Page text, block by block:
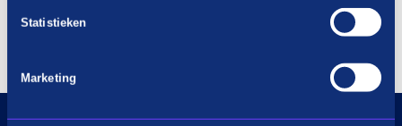
Statistieken
Marketing